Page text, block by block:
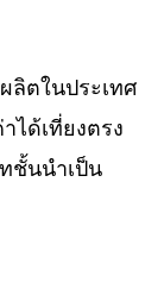
ลิตในประเทศ
ได้เที่ยงตรง
ชั้นนำเป็น